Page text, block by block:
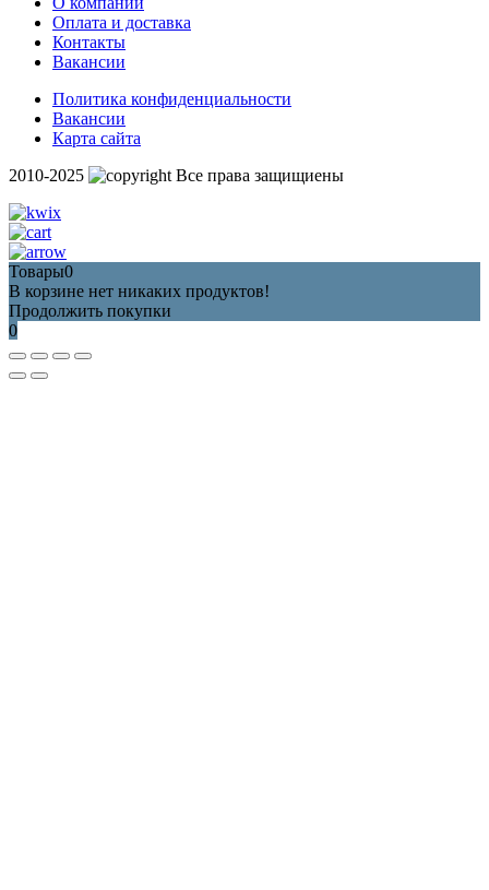
Оплата и доставка
Контакты
Вакансии
Политика конфиденциальности
Вакансии
Карта сайта
2010-2025
Все права защищиены
Товары0
В корзине нет никаких продуктов!
Продолжить покупки
0